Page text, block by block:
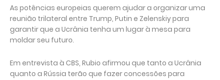
As potências europeias querem ajudar a organizar uma
reunião trilateral entre Trump, Putin e Zelenskiy para
garantir que a Ucrânia tenha um lugar à mesa para
moldar seu futuro.
Em entrevista à CBS, Rubio afirmou que tanto a Ucrânia
quanto a Rússia terão que fazer concessões para